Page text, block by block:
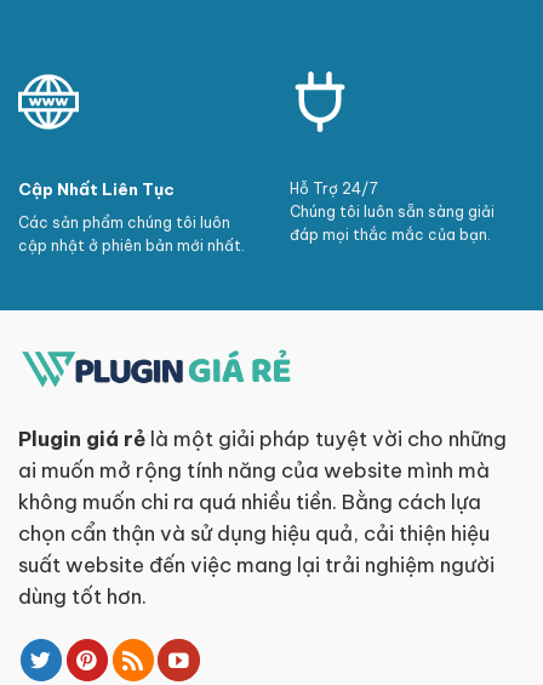
Cập Nhất Liên Tục
Các sản phẩm chúng tôi luôn
cập nhật ở phiên bản mới nhất.
Hỗ Trợ 24/7
Chúng tôi luôn sẵn sàng giải
đáp mọi thắc mắc của bạn.
Plugin giá rẻ là một giải pháp tuyệt vời cho những
ai muốn mở rộng tính năng của website mình mà
không muốn chi ra quá nhiều tiền. Bằng cách lựa
chọn cẩn thận và sử dụng hiệu quả, cải thiện hiệu
suất website đến việc mang lại trải nghiệm người
dùng tốt hơn.